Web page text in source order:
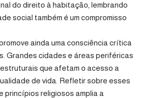
do direito à habitação, lembrando
social também é um compromisso
ainda uma consciência crítica
Grandes cidades e áreas periféricas
que afetam o acesso a
de vida. Refletir sobre esses
princípios religiosos amplia a